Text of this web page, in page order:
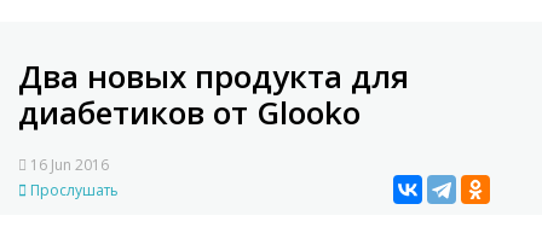
Два новых продукта для
диабетиков от Glooko
16 Jun 2016
Прослушать